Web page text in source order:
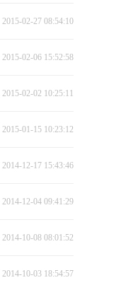
2015-02-27 08:54:10
2015-02-06 15:52:58
2015-02-02 10:25:11
2015-01-15 10:23:12
2014-12-17 15:43:46
2014-12-04 09:41:29
2014-10-08 08:01:52
2014-10-03 18:54:57